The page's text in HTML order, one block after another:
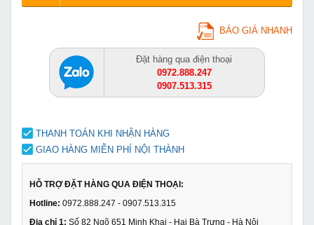
BÁO GIÁ NHANH
Đặt hàng qua điện thoại
0972.888.247
0907.513.315
THANH TOÁN KHI NHẬN HÀNG
GIAO HÀNG MIỄN PHÍ NỘI THÀNH
HỖ TRỢ ĐẶT HÀNG QUA ĐIỆN THOẠI:
Hotline: 0972.888.247 - 0907.513.315
Địa chỉ 1: Số 82 Ngõ 651 Minh Khai - Hai Bà Trưng - Hà Nội